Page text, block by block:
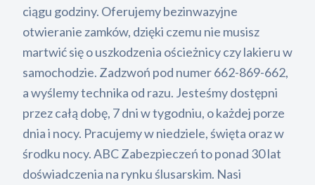
ciągu godziny. Oferujemy bezinwazyjne
otwieranie zamków, dzięki czemu nie musisz
martwić się o uszkodzenia ościeżnicy czy lakieru w
samochodzie. Zadzwoń pod numer 662-869-662,
a wyślemy technika od razu. Jesteśmy dostępni
przez całą dobę, 7 dni w tygodniu, o każdej porze
dnia i nocy. Pracujemy w niedziele, święta oraz w
środku nocy. ABC Zabezpieczeń to ponad 30 lat
doświadczenia na rynku ślusarskim. Nasi